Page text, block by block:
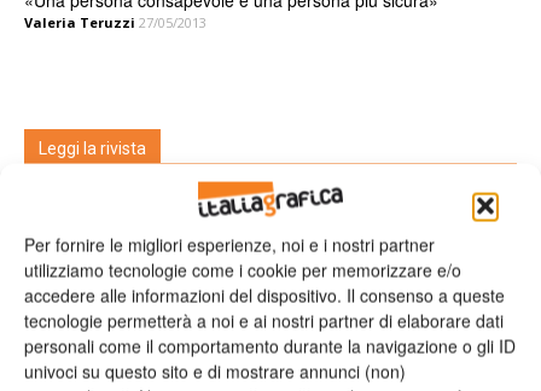
Per fornire le migliori esperienze, noi e i nostri partner
utilizziamo tecnologie come i cookie per memorizzare e/o
accedere alle informazioni del dispositivo. Il consenso a queste
tecnologie permetterà a noi e ai nostri partner di elaborare dati
personali come il comportamento durante la navigazione o gli ID
univoci su questo sito e di mostrare annunci (non)
Valeria Teruzzi 27/05/2013
Leggi la rivista